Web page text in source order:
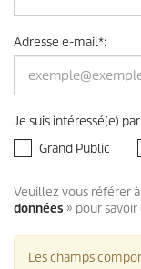
Adresse e-mail*:
Je suis intéressé(e)
Grand Public
Veuillez vous référer
données » pour
Les champs